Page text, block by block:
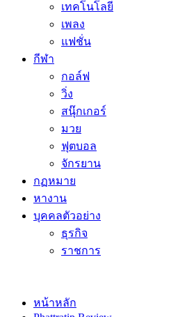
เทคโนโลยี
เพลง
แฟชั่น
กีฬา
กอล์ฟ
วิ่ง
สนุ๊กเกอร์
มวย
ฟุตบอล
จักรยาน
กฏหมาย
หางาน
บุคคลตัวอย่าง
ธุรกิจ
ราชการ
หน้าหลัก